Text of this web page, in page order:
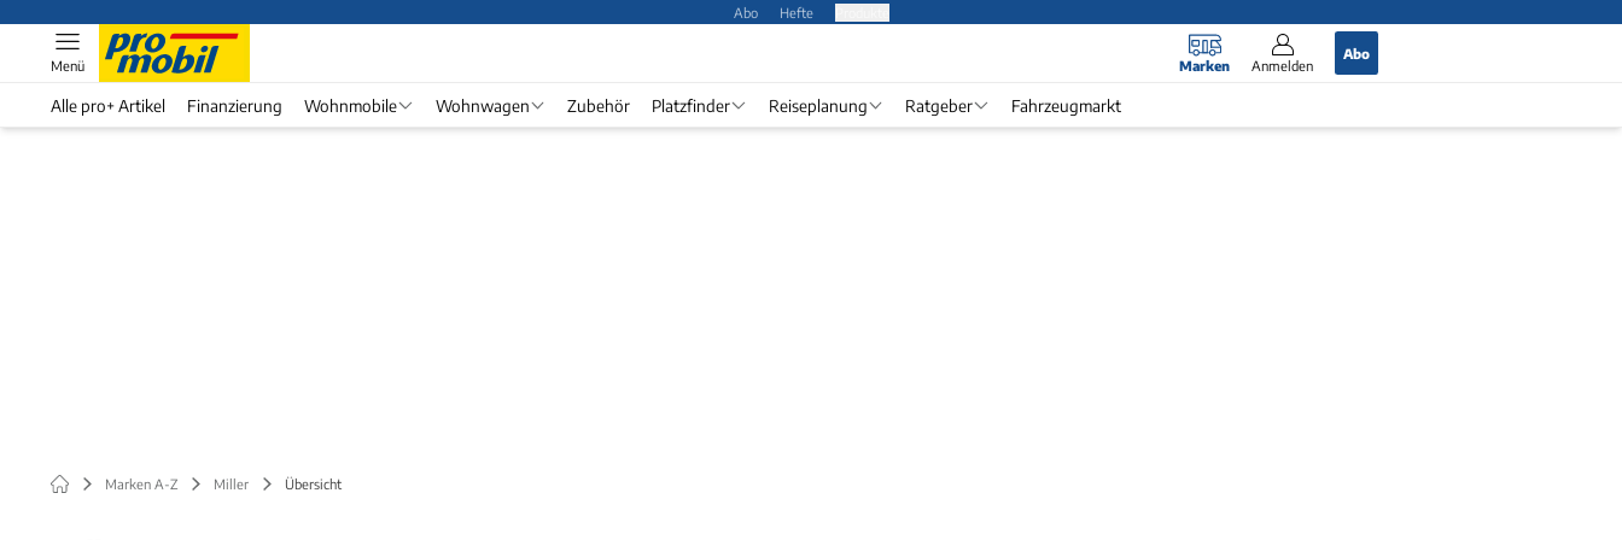
Abo Hefte
Marken Anmelden
Abo
Menü
Alle pro+ Artikel Finanzierung Wohnmobile Wohnwagen Zubehör Platzfinder Reiseplanung Ratgeber Fahrzeugmarkt
Marken A-Z Miller Übersicht